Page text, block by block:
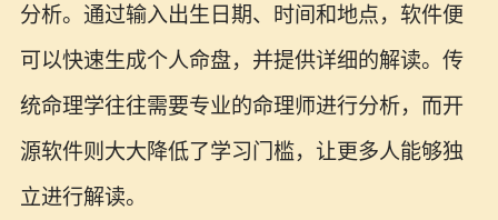
分析。通过输入出生日期、时间和地点，软件便
可以快速生成个人命盘，并提供详细的解读。传
统命理学往往需要专业的命理师进行分析，而开
源软件则大大降低了学习门槛，让更多人能够独
立进行解读。